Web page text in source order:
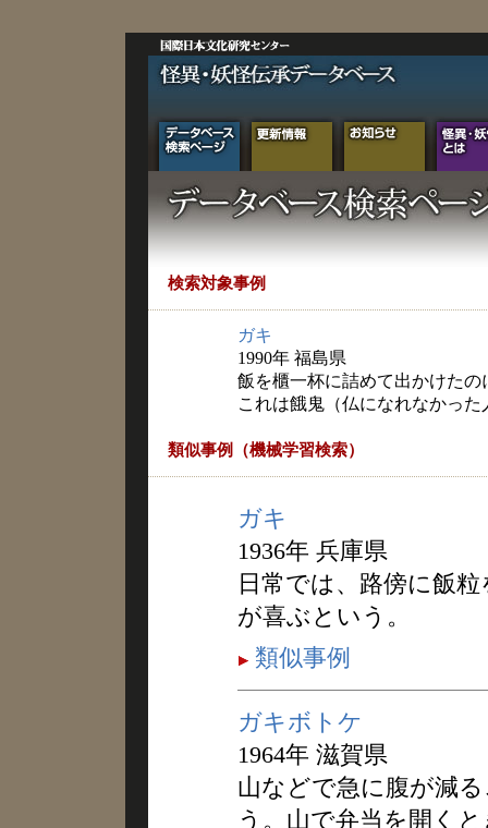
検索対象事例
ガキ
1990年 福島県
飯を櫃一杯に詰めて出かけた
これは餓鬼（仏になれなかっ
類似事例（機械学習検索）
ガキ
1936年 兵庫県
日常では、路傍に飯
が喜ぶという。
類似事例
ガキボトケ
1964年 滋賀県
山などで急に腹が減
う。山で弁当を開く